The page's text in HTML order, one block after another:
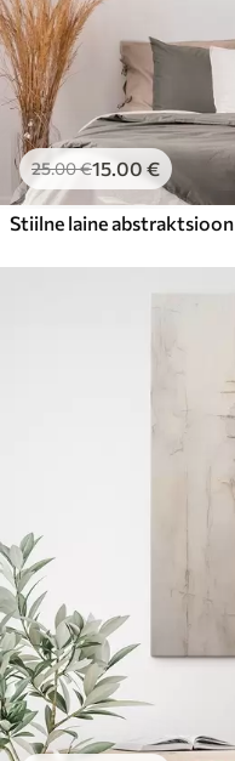
25.00€15.00 €
Stiilne laine abstraktsioon